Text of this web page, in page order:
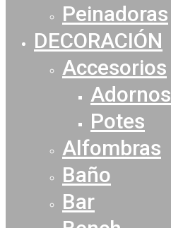
Peinadoras
DECORACIÓN
Accesorios
Adornos
Potes
Alfombras
Baño
Bar